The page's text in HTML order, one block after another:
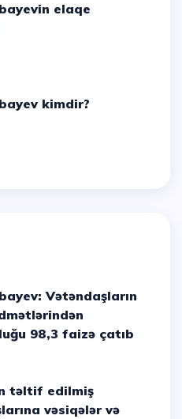
kimdir?
98,3 faizə çatıb
vəsiqələr və